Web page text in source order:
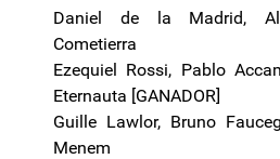
Daniel de la Madrid,
Cometierra
Ezequiel Rossi, Pablo
Eternauta [GANADOR]
Guille Lawlor, Bruno
Menem